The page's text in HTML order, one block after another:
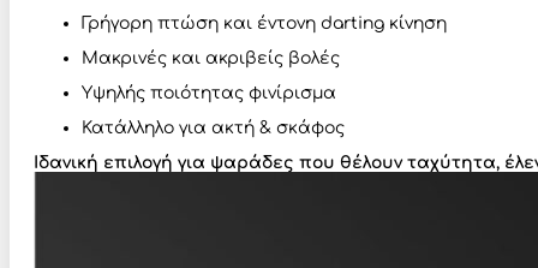
Γρήγορη πτώση και έντονη darting κίνηση
Μακρινές και ακριβείς βολές
Υψηλής ποιότητας φινίρισμα
Κατάλληλο για ακτή & σκάφος
Ιδανική επιλογή για ψαράδες που θέλουν ταχύτητα,